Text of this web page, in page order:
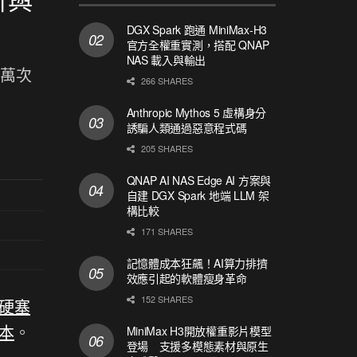
次
塞
。
DGX Spark 跑通 MiniMax-H3
官方全權重實測，搭配 QNAP
NAS 載入與輸出
266 SHARES
Anthropic Mythos 5 虛構身分
誘騙人類通過惡意程式碼
205 SHARES
QNAP AI NAS Edge AI 方案與
自建 DGX Spark 地端 LLM 架
構比較
171 SHARES
記憶體成本狂飆！AI算力排擠
效應引起的軟體瘦身革命
152 SHARES
MiniMax H3開放權重影片模型
登場 支援多模態素材與原生